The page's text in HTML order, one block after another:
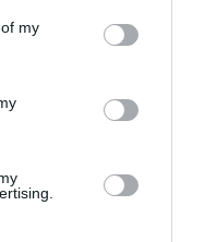
my
julöl, porter och